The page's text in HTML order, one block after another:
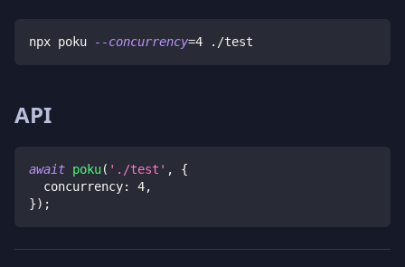
npx poku --concurrency=4 ./test
API
await poku( './test' ,
{
  concurrency
: 4,
}) ;